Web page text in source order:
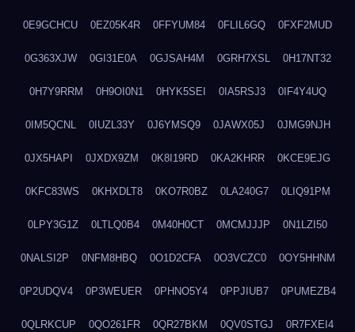
0E9GCHCU 0EZ05K4R 0FFYUM84 0FLIL6GQ 0FXF2MUD
0G363XJW 0GI31E0A 0GJSAH4M 0GRH7XSL 0H17NT32
0H7Y9RRM 0H9OI0N1 0HYK5SEI 0IA5RSJ3 0IF4Y4UQ
0IM5QCNL 0IUZL33Y 0J6YMSQ9 0JAWX05J 0JMG9NJH
0JX5HAPI 0JXDX9ZM 0K8I19RD 0KA2KHRR 0KCE9EJG
0KFC83WS 0KHXDLT8 0KO7R0BZ 0LA240G7 0LIQ91PM
0LPY3G1Z 0LTLQ0B4 0M40H0CT 0MCMJJJP 0N1LZI50
0NALSI2P 0NFM8HBQ 0O1D2CFA 0O3VCZC0 0OY5HHNM
0P2UDQV4 0P3WEUER 0PHNO5Y4 0PPJIUB7 0PUMEZB4
0QLRKCUP 0QO261FR 0QR27BKM 0QV0STGJ 0R7FXEI4